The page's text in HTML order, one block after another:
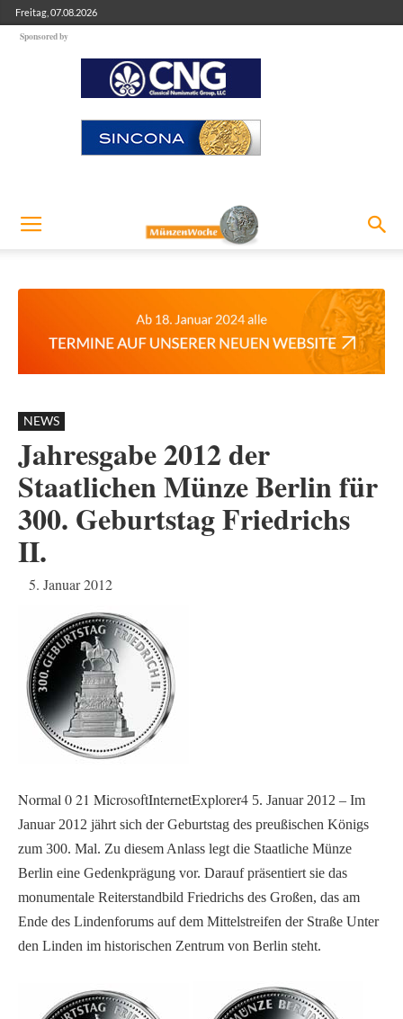
Freitag, 07.08.2026
Sponsored by
NEWS
Jahresgabe 2012 der
Staatlichen Münze Berlin für
300. Geburtstag Friedrichs
II.
5. Januar 2012
Normal 021 MicrosoftInternetExplorer4 5. Januar 2012 – Im
Januar 2012 jährt sich der Geburtstag des preußischen Königs
zum 300. Mal. Zu diesem Anlass legt die Staatliche Münze
Berlin eine Gedenkprägung vor. Darauf präsentiert sie das
monumentale Reiterstandbild Friedrichs des Großen, das am
Ende des Lindenforums auf dem Mittelstreifen der Straße Unter
den Linden im historischen Zentrum von Berlin steht.